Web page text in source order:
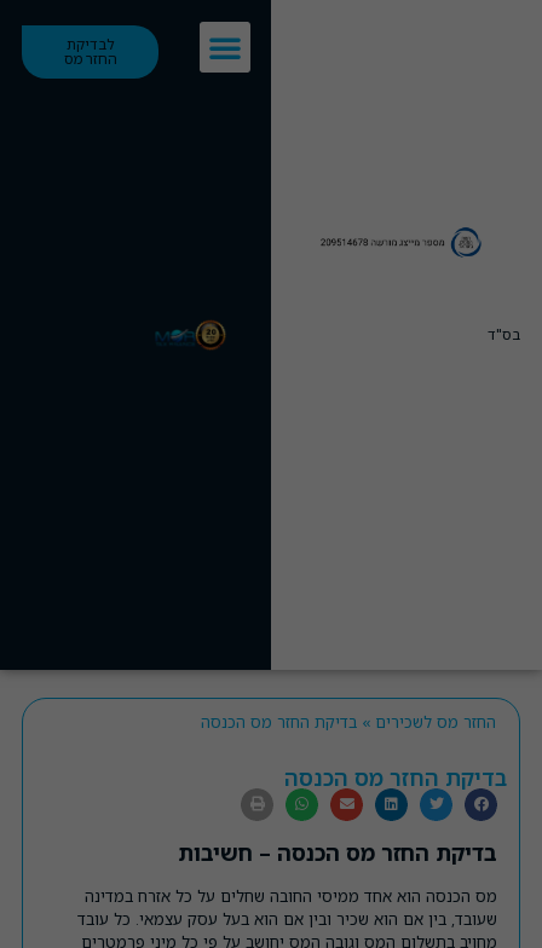
בס"ד
לבדיקת
החזר מס
החזר מס לשכירים » בדיקת החזר מס הכנסה
בדיקת החזר מס הכנסה
בדיקת החזר מס הכנסה – חשיבות
מס הכנסה הוא אחד ממיסי החובה שחלים על כל אזרח במדינה
שעובד, בין אם הוא שכיר ובין אם הוא בעל עסק עצמאי. כל עובד
מחויב בתשלום המס וגובה המס יחושב על פי כל מיני פרמטרים